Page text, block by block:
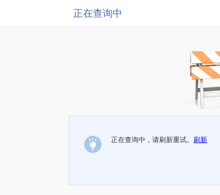
正在查询中
正在查询中，请刷新重试。 刷新